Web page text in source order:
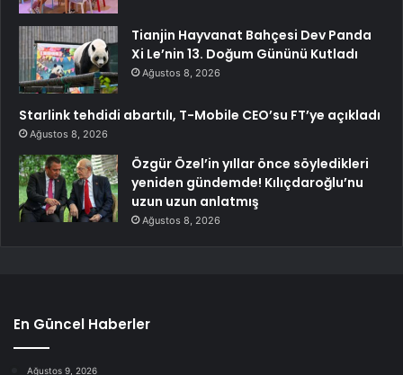
Tianjin Hayvanat Bahçesi Dev Panda
Xi Le’nin 13. Doğum Gününü Kutladı
Ağustos 8, 2026
Starlink tehdidi abartılı, T-Mobile CEO’su FT’ye açıkladı
Ağustos 8, 2026
Özgür Özel’in yıllar önce söyledikleri
yeniden gündemde! Kılıçdaroğlu’nu
uzun uzun anlatmış
Ağustos 8, 2026
En Güncel Haberler
Ağustos 9, 2026